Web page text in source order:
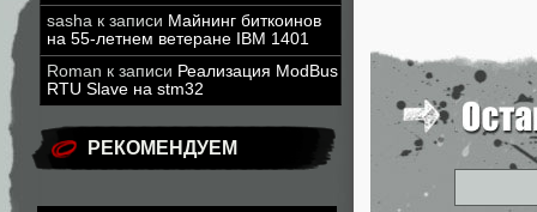
sasha к записи Майнинг биткоинов
на 55-летнем ветеране IBM 1401
Roman к записи Реализация ModBus
RTU Slave на stm32
РЕКОМЕНДУЕМ